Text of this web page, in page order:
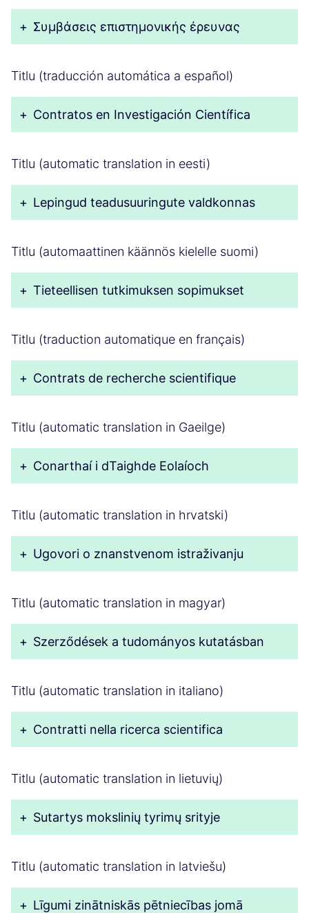
+ Συμβάσεις επιστημονικής έρευνας
Titlu (traducción automática a español)
+ Contratos en Investigación Científica
Titlu (automatic translation in eesti)
+ Lepingud teadusuuringute valdkonnas
Titlu (automaattinen käännös kielelle suomi)
+ Tieteellisen tutkimuksen sopimukset
Titlu (traduction automatique en français)
+ Contrats de recherche scientifique
Titlu (automatic translation in Gaeilge)
+ Conarthaí i dTaighde Eolaíoch
Titlu (automatic translation in hrvatski)
+ Ugovori o znanstvenom istraživanju
Titlu (automatic translation in magyar)
+ Szerződések a tudományos kutatásban
Titlu (automatic translation in italiano)
+ Contratti nella ricerca scientifica
Titlu (automatic translation in lietuvių)
+ Sutartys mokslinių tyrimų srityje
Titlu (automatic translation in latviešu)
+ Līgumi zinātniskās pētniecības jomā